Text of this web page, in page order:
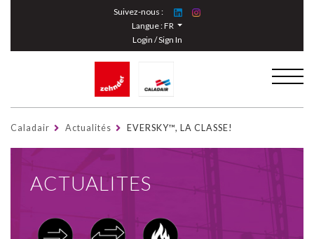
Suivez-nous :
Langue :FR
Login / Sign In
Caladair Actualités EVERSKY™, LA CLASSE!
ACTUALITES
Cookies management panel